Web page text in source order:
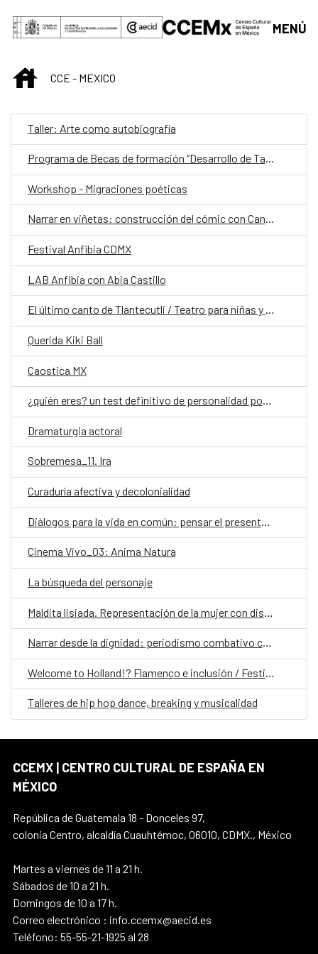
Saltar al contenido principal
MENÚ
INICIOCCE - MEXICO
Taller: Arte como autobiografía
Programa de Becas de formación “Desarrollo de Talento” Fundación Casa de México España en el Museo del Prado
Workshop - Migraciones poéticas
Narrar en viñetas: construcción del cómic con Candela Sierra
Festival Anfibia CDMX
LAB Anfibia con Abia Castillo
El último canto de Tlantecutli / Teatro para niñas y niños a partir de 6 años
Querida Kiki Ball
Caostica MX
¿quién eres? un test definitivo de personalidad por Aura García-Junco
Dramaturgia actoral
Sobremesa_11. Ira
Curaduría afectiva y decolonialidad
Cinema Vivo_03: Anima Natura
La búsqueda del personaje
Narrar desde la dignidad: periodismo combativo contra los discursos de odio
Welcome to Holland!? Flamenco e inclusión / Festival Internacional Flamenco MX
Talleres de hip hop dance, breaking y musicalidad
CCEMX | CENTRO CULTURAL DE ESPAÑA EN
MÉXICO
República de Guatemala 18 - Donceles 97,
colonia Centro, alcaldía Cuauhtémoc, 06010, CDMX., México
Martes a viernes de 11 a 21 h.
Sábados de 10 a 21 h.
Domingos de 10 a 17 h.
Correo electrónico : info.ccemx@aecid.es
Teléfono: 55-55-21-1925 al 28